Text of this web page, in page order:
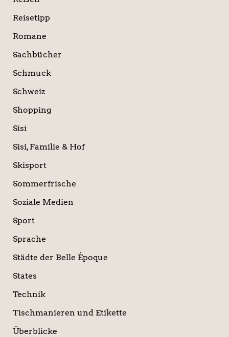
Reisetipp
Romane
Sachbücher
Schmuck
Schweiz
Shopping
Sisi
Sisi, Familie & Hof
Skisport
Sommerfrische
Soziale Medien
Sport
Sprache
Städte der Belle Époque
States
Technik
Tischmanieren und Etikette
Überblicke